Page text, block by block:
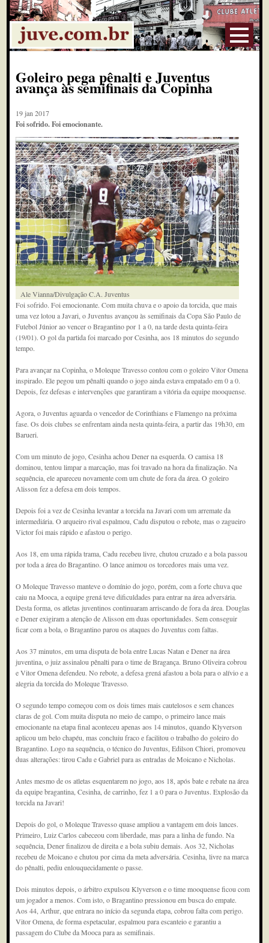
Goleiro pega pênalti e Juventus
avança às semifinais da Copinha
19 jan 2017
Foi sofrido. Foi emocionante.
Ale Vianna/Divulgação C.A. Juventus
Foi sofrido. Foi emocionante. Com muita chuva e o apoio da torcida, que mais
uma vez lotou a Javari, o Juventus avançou às semifinais da Copa São Paulo de
Futebol Júnior ao vencer o Bragantino por 1 a 0, na tarde desta quinta-feira
(19/01). O gol da partida foi marcado por Cesinha, aos 18 minutos do segundo
tempo.
Para avançar na Copinha, o Moleque Travesso contou com o goleiro Vitor Omena
inspirado. Ele pegou um pênalti quando o jogo ainda estava empatado em 0 a 0.
Depois, fez defesas e intervenções que garantiram a vitória da equipe mooquense.
Agora, o Juventus aguarda o vencedor de Corinthians e Flamengo na próxima
fase. Os dois clubes se enfrentam ainda nesta quinta-feira, a partir das 19h30, em
Barueri.
Com um minuto de jogo, Cesinha achou Dener na esquerda. O camisa 18
dominou, tentou limpar a marcação, mas foi travado na hora da finalização. Na
sequência, ele apareceu novamente com um chute de fora da área. O goleiro
Alisson fez a defesa em dois tempos.
Depois foi a vez de Cesinha levantar a torcida na Javari com um arremate da
intermediária. O arqueiro rival espalmou, Cadu disputou o rebote, mas o zagueiro
Victor foi mais rápido e afastou o perigo.
Aos 18, em uma rápida trama, Cadu recebeu livre, chutou cruzado e a bola passou
por toda a área do Bragantino. O lance animou os torcedores mais uma vez.
O Moleque Travesso manteve o domínio do jogo, porém, com a forte chuva que
caiu na Mooca, a equipe grená teve dificuldades para entrar na área adversária.
Desta forma, os atletas juventinos continuaram arriscando de fora da área. Douglas
e Dener exigiram a atenção de Alisson em duas oportunidades. Sem conseguir
ficar com a bola, o Bragantino parou os ataques do Juventus com faltas.
Aos 37 minutos, em uma disputa de bola entre Lucas Natan e Dener na área
juventina, o juiz assinalou pênalti para o time de Bragança. Bruno Oliveira cobrou
e Vitor Omena defendeu. No rebote, a defesa grená afastou a bola para o alívio e a
alegria da torcida do Moleque Travesso.
O segundo tempo começou com os dois times mais cautelosos e sem chances
claras de gol. Com muita disputa no meio de campo, o primeiro lance mais
emocionante na etapa final aconteceu apenas aos 14 minutos, quando Klyverson
aplicou um belo chapéu, mas concluiu fraco e facilitou o trabalho do goleiro do
Bragantino. Logo na sequência, o técnico do Juventus, Edilson Chiori, promoveu
duas alterações: tirou Cadu e Gabriel para as entradas de Moicano e Nicholas.
Antes mesmo de os atletas esquentarem no jogo, aos 18, após bate e rebate na área
da equipe bragantina, Cesinha, de carrinho, fez 1 a 0 para o Juventus. Explosão da
torcida na Javari!
Depois do gol, o Moleque Travesso quase ampliou a vantagem em dois lances.
Primeiro, Luiz Carlos cabeceou com liberdade, mas para a linha de fundo. Na
sequência, Dener finalizou de direita e a bola subiu demais. Aos 32, Nicholas
recebeu de Moicano e chutou por cima da meta adversária. Cesinha, livre na marca
do pênalti, pediu enlouquecidamente o passe.
Dois minutos depois, o árbitro expulsou Klyverson e o time mooquense ficou com
um jogador a menos. Com isto, o Bragantino pressionou em busca do empate.
Aos 44, Arthur, que entrara no início da segunda etapa, cobrou falta com perigo.
Vitor Omena, de forma espetacular, espalmou para escanteio e garantiu a
passagem do Clube da Mooca para as semifinais.